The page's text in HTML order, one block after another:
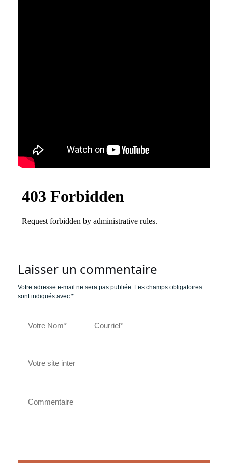
Laisser un commentaire
Votre adresse e-mail ne sera pas publiée. Les champs obligatoires
sont indiqués avec *